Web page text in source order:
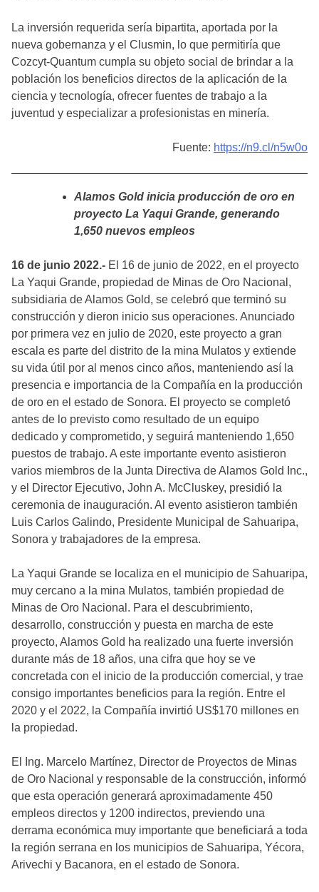
La inversión requerida sería bipartita, aportada por la
nueva gobernanza y el Clusmin, lo que permitiría que
Cozcyt-Quantum cumpla su objeto social de brindar a la
población los beneficios directos de la aplicación de la
ciencia y tecnología, ofrecer fuentes de trabajo a la
juventud y especializar a profesionistas en minería.
Fuente: https://n9.cl/n5w0o
Alamos Gold inicia producción de oro en
proyecto La Yaqui Grande, generando
1,650 nuevos empleos
16 de junio 2022.- El 16 de junio de 2022, en el proyecto
La Yaqui Grande, propiedad de Minas de Oro Nacional,
subsidiaria de Alamos Gold, se celebró que terminó su
construcción y dieron inicio sus operaciones. Anunciado
por primera vez en julio de 2020, este proyecto a gran
escala es parte del distrito de la mina Mulatos y extiende
su vida útil por al menos cinco años, manteniendo así la
presencia e importancia de la Compañía en la producción
de oro en el estado de Sonora. El proyecto se completó
antes de lo previsto como resultado de un equipo
dedicado y comprometido, y seguirá manteniendo 1,650
puestos de trabajo. A este importante evento asistieron
varios miembros de la Junta Directiva de Alamos Gold Inc.,
y el Director Ejecutivo, John A. McCluskey, presidió la
ceremonia de inauguración. Al evento asistieron también
Luis Carlos Galindo, Presidente Municipal de Sahuaripa,
Sonora y trabajadores de la empresa.
La Yaqui Grande se localiza en el municipio de Sahuaripa,
muy cercano a la mina Mulatos, también propiedad de
Minas de Oro Nacional. Para el descubrimiento,
desarrollo, construcción y puesta en marcha de este
proyecto, Alamos Gold ha realizado una fuerte inversión
durante más de 18 años, una cifra que hoy se ve
concretada con el inicio de la producción comercial, y trae
consigo importantes beneficios para la región. Entre el
2020 y el 2022, la Compañía invirtió US$170 millones en
la propiedad.
El Ing. Marcelo Martínez, Director de Proyectos de Minas
de Oro Nacional y responsable de la construcción, informó
que esta operación generará aproximadamente 450
empleos directos y 1200 indirectos, previendo una
derrama económica muy importante que beneficiará a toda
la región serrana en los municipios de Sahuaripa, Yécora,
Arivechi y Bacanora, en el estado de Sonora.